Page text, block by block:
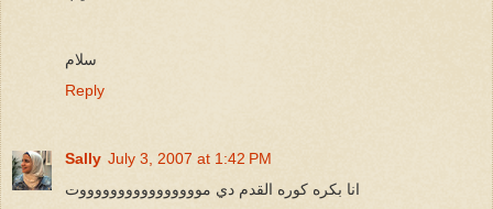
سلام
Reply
Sally July 3, 2007 at 1:42 PM
انا بكره كوره القدم دي مووووووووووووووووت